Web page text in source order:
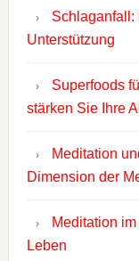
Schlaganfall:
Unterstützung
Superfoods
stärken Sie Ihre
Meditation
Dimension der
Meditation
Leben